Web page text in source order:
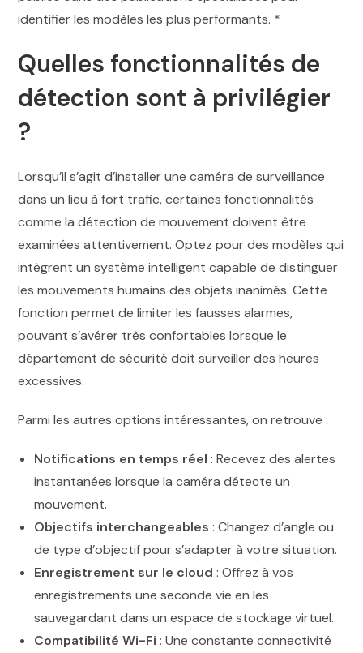
identifier les modèles les plus performants. *
Quelles fonctionnalités de
détection sont à privilégier
?
Lorsqu’il s’agit d’installer une caméra de surveillance
dans un lieu à fort trafic, certaines fonctionnalités
comme la détection de mouvement doivent être
examinées attentivement. Optez pour des modèles qui
intègrent un système intelligent capable de distinguer
les mouvements humains des objets inanimés. Cette
fonction permet de limiter les fausses alarmes,
pouvant s’avérer très confortables lorsque le
département de sécurité doit surveiller des heures
excessives.
Parmi les autres options intéressantes, on retrouve :
Notifications en temps réel : Recevez des alertes
instantanées lorsque la caméra détecte un
mouvement.
Objectifs interchangeables : Changez d’angle ou
de type d’objectif pour s’adapter à votre situation.
Enregistrement sur le cloud : Offrez à vos
enregistrements une seconde vie en les
sauvegardant dans un espace de stockage virtuel.
Compatibilité Wi-Fi : Une constante connectivité